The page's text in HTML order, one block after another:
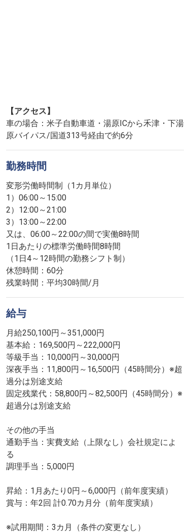
【アクセス】
車の場合：米子自動車道・湯原ICから禾津・下湯
原バイパス/国道313号経由で約6分
勤務時間
変形労働時間制（1カ月単位）
1）06:00～15:00
2）12:00～21:00
3）13:00～22:00
又は、06:00～22:00の間で実働8時間
1日あたりの標準労働時間8時間
（1日4～12時間の勤務シフト制）
休憩時間：60分
残業時間：平均30時間/月
給与
月給250,100円～351,000円
基本給：169,500円～222,000円
等級手当：10,000円～30,000円
深夜手当：11,800円～16,500円（45時間分）※超
過分は別途支給
固定残業代：58,800円～82,500円（45時間分）※
超過分は別途支給
その他の手当
通勤手当：実費支給（上限なし）会社規定によ
る
調理手当：5,000円
昇給：1月あたり0円～6,000円（前年度実績）
賞与：年2回 計0.70カ月分（前年度実績）
※試用期間：3カ月（条件の変更なし）